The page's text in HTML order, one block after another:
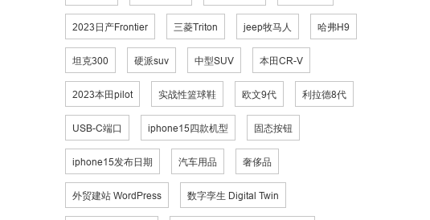
2023日产Frontier 三菱Triton jeep牧马人 哈弗H9
坦克300 硬派suv 中型SUV 本田CR-V
2023本田pilot 实战性篮球鞋 欧文9代 利拉德8代
USB-C端口 iphone15四款机型 固态按钮
iphone15发布日期 汽车用品 奢侈品
外贸建站 WordPress 数字孪生 Digital Twin